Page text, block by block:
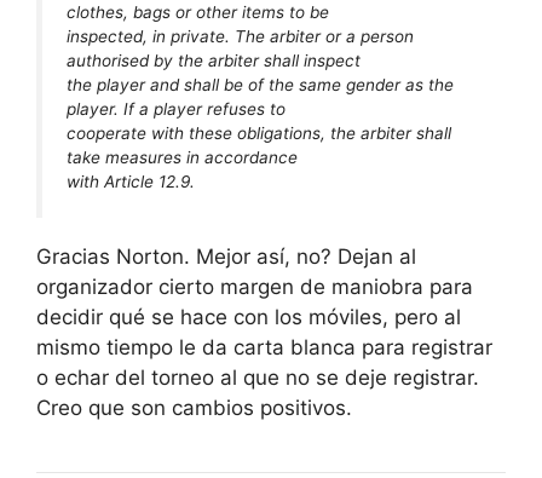
clothes, bags or other items to be
inspected, in private. The arbiter or a person
authorised by the arbiter shall inspect
the player and shall be of the same gender as the
player. If a player refuses to
cooperate with these obligations, the arbiter shall
take measures in accordance
with Article 12.9.
Gracias Norton. Mejor así, no? Dejan al
organizador cierto margen de maniobra para
decidir qué se hace con los móviles, pero al
mismo tiempo le da carta blanca para registrar
o echar del torneo al que no se deje registrar.
Creo que son cambios positivos.